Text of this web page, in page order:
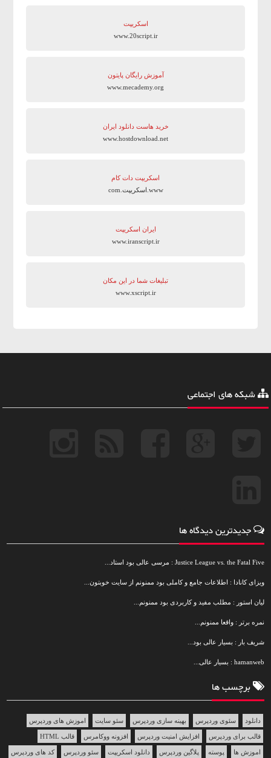
اسکریپت
www.20script.ir
آموزش رایگان پایتون
www.mecademy.org
خرید هاست دانلود ایران
www.hostdownload.net
اسکریپت دات کام
www.اسکریپت.com
ایران اسکریپت
www.iranscript.ir
تبلیغات شما در این مکان
www.xscript.ir
شبکه های اجتماعی
جدیدترین دیدگاه ها
Justice League vs. the Fatal Five : مرسی عالی بود استاد...
ویزای کانادا : اطلاعات جامع و کاملی بود ممنونم از سایت خوبتون...
لیان استور : مطلب مفید و کاربردی بود ممنونم...
نمره برتر : واقعا ممنونم...
شریف بار : بسیار عالی بود...
hamanweb : بسیار عالی...
برچسب ها
دانلود سئوی وردپرس بهینه سازی وردپرس سئو سایت اموزش های وردپرس
قالب برای وردپرس افزایش امنیت وردپرس افزونه ووکامرس قالب HTML
اموزش ها پوسته پلاگین وردپرس دانلود اسکریپت سئو وردپرس کد های وردپرس